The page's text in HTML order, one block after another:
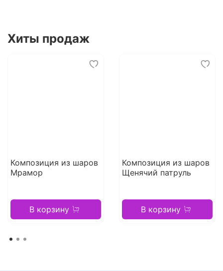
Хиты продаж
Композиция из шаров
Мрамор
В корзину
Композиция из шаров
Щенячий патруль
В корзину